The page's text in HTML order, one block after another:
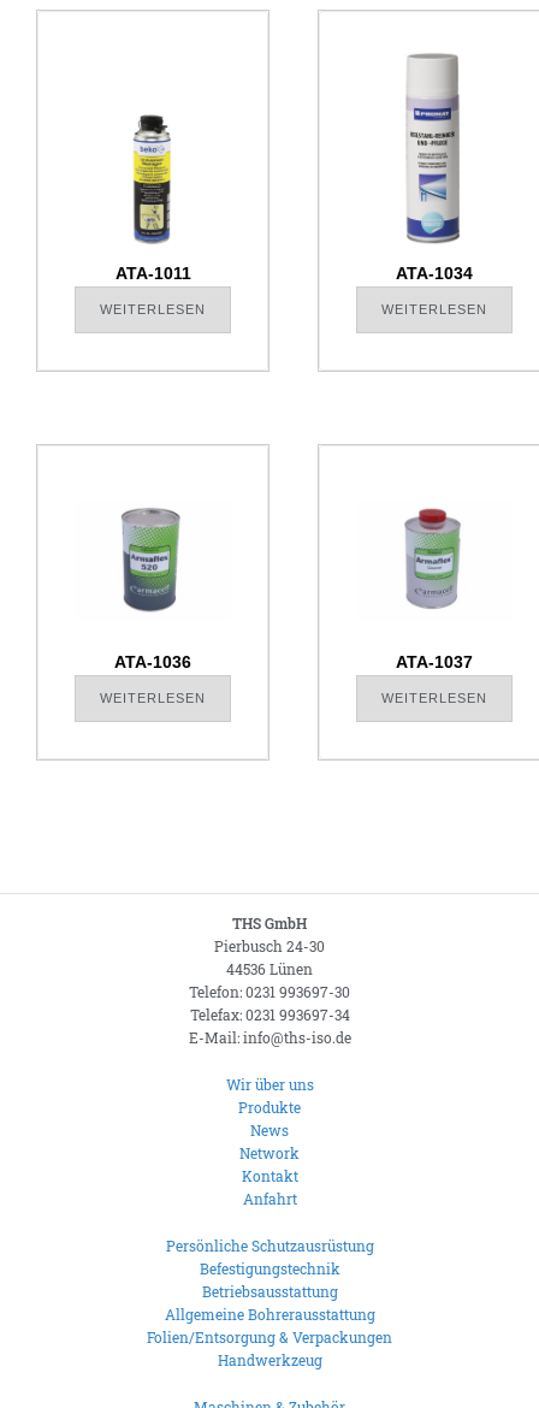
ATA-1011
WEITERLESEN
ATA-1034
WEITERLESEN
ATA-1036
WEITERLESEN
ATA-1037
WEITERLESEN
THS GmbH
Pierbusch 24-30
44536 Lünen
Telefon: 0231 993697-30
Telefax: 0231 993697-34
E-Mail: info@ths-iso.de
Wir über uns
Produkte
News
Network
Kontakt
Anfahrt
Persönliche Schutzausrüstung
Befestigungstechnik
Betriebsausstattung
Allgemeine Bohrerausstattung
Folien/Entsorgung & Verpackungen
Handwerkzeug